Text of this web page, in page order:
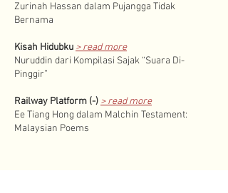
Zurinah Hassan dalam Pujangga Tidak
Bernama
Kisah Hidubku > read more
Nuruddin dari Kompilasi Sajak “Suara Di-
Pinggir”
Railway Platform (-) > read more
Ee Tiang Hong dalam Malchin Testament:
Malaysian Poems